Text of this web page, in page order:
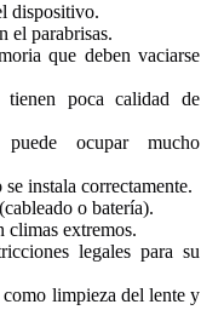
dispositivo.
el parabrisas.
que deben vaciarse
tienen poca calidad de
ocupar mucho
instala correctamente.
o batería).
climas extremos.
legales para su
limpieza del lente y